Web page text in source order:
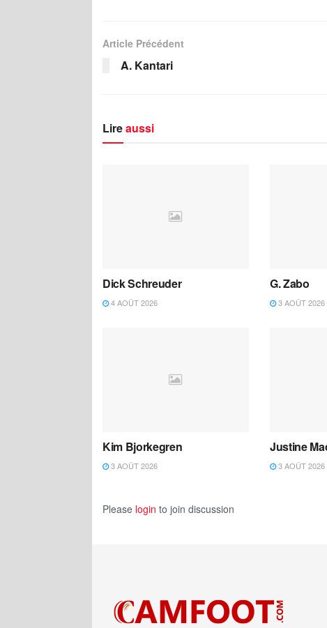
Article Précédent
A. Kantari
Lireaussi
Dick Schreuder
4 AOÛT 2026
G. Zabo
3 AOÛT 2026
Kim Bjorkegren
3 AOÛT 2026
Justine
3 AOÛT 2026
Please login to join discussion